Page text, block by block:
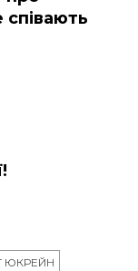
співають
ЮКРЕЙН